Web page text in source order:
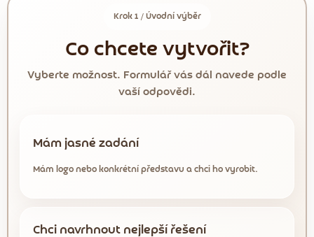
Krok 1 / Úvodní výběr
Co chcete vytvořit?
Vyberte možnost. Formulář vás dál navede podle
vaší odpovědi.
Mám jasné zadání
Mám logo nebo konkrétní představu a chci ho vyrobit.
Chci navrhnout nejlepší řešení